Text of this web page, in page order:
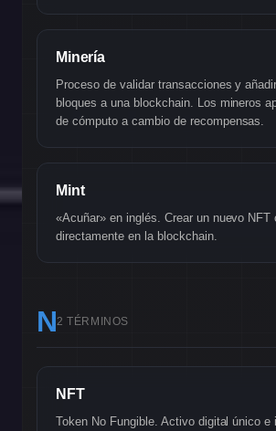
Minería
Proceso de validar transacciones y
bloques a una blockchain. Los mineros
de cómputo a cambio de recompensas.
Mint
«Acuñar» en inglés. Crear un nuevo NFT
directamente en la blockchain.
N2 TÉRMINOS
NFT
Token No Fungible. Activo digital único e